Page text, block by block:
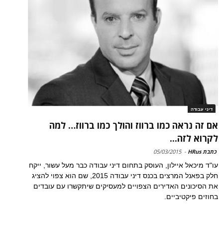
דיני עבודה
אם זה נראה כמו ברווז והולך כמו ברווז… למה
לקרוא לזה...
כתבת HRus -
05/03/2015
עו"ד מיכאל איילון, העוסק בתחום דיני עבודה כבר מעל עשור, ייקח
חלק בפאנל המרצים בכנס דיני עבודה 2015, שם הוא צפוי להציג
את הסיכונים האדירים הצפויים למעסיקים שיתקשרו עם עובדים
בחוזים פיקטיביים.